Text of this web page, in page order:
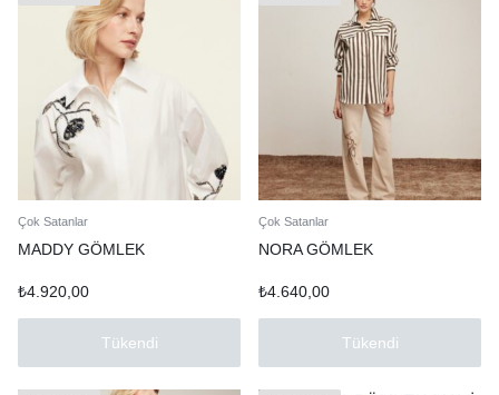
Çok Satanlar
MADDY GÖMLEK
₺4.920,00
Tükendi
Çok Satanlar
NORA GÖMLEK
₺4.640,00
Tükendi